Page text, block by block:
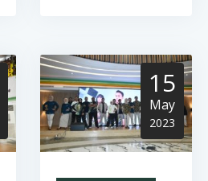
15
May
2023